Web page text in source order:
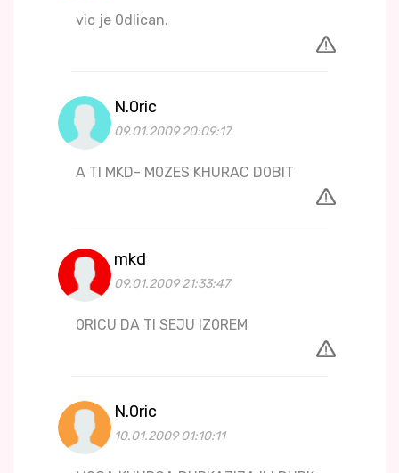
vic je 0dlican.
N.0ric
09.01.2009 20:09:17
A TI MKD- M0ZES KHURAC D0BIT
mkd
09.01.2009 21:33:47
0RICU DA TI SEJU IZ0REM
N.0ric
10.01.2009 01:10:11